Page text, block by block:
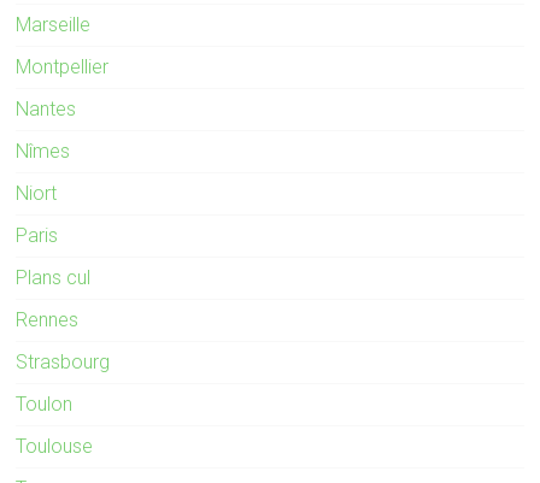
Marseille
Montpellier
Nantes
Nîmes
Niort
Paris
Plans cul
Rennes
Strasbourg
Toulon
Toulouse